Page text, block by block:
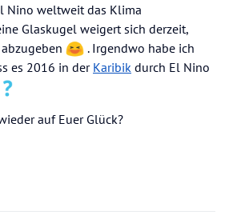
Nino weltweit das Klima
Glaskugel weigert sich derzeit,
. Irgendwo habe ich
es 2016 in der Karibik durch El Nino
auf Euer Glück?